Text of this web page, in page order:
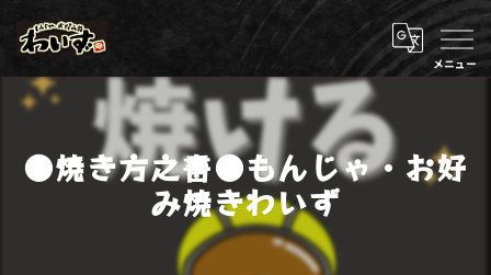
●焼き方之書●もんじゃ・お好
み焼きわいず